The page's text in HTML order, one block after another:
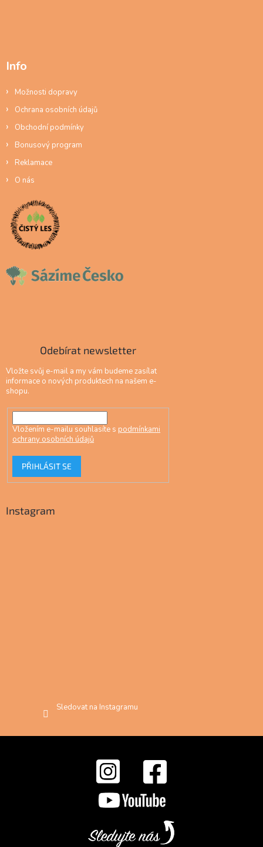
Info
Možnosti dopravy
Ochrana osobních údajů
Obchodní podmínky
Bonusový program
Reklamace
O nás
Odebírat newsletter
Vložte svůj e-mail a my vám budeme zasílat
informace o nových produktech na našem e-
shopu.
Vložením e-mailu souhlasíte s podmínkami
ochrany osobních údajů
PŘIHLÁSIT SE
Instagram
Sledovat na Instagramu